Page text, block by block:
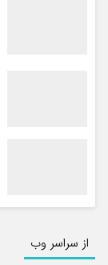
از سراسر وب